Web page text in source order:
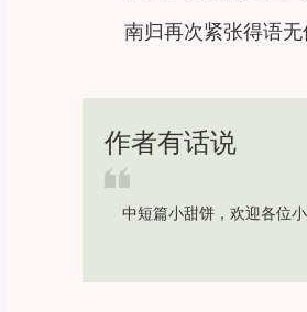
南归再次紧张得语
作者有话说
中短篇小甜饼，欢迎各位